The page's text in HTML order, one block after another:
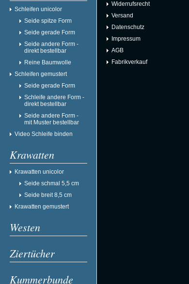
Schleifen unicolor
Seide spitze Form
Seide gerade Form
Seide andere Form -
direkt bestellbar
Reine Baumwolle
Schleifen gemustert
Seide gerade Form
Schleife andere Form -
direkt bestellbar
Seide andere Form -
mit Muster bestellbar
Video Schleife binden
Krawatten
Krawatten unicolor
Seide schmal 5,5 cm
Seide breit 8,5 cm
Krawatten gemustert
Westen
Ziertücher
Kummerbunde
Widerrufsrecht
Versand
Datenschutz
Impressum
AGB
Fabrikverkauf